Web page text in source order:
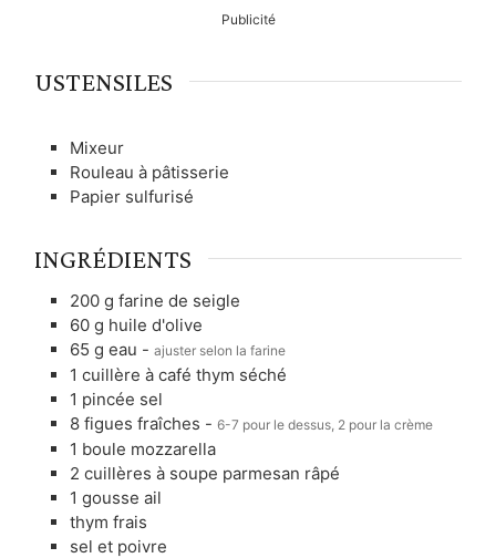
Publicité
USTENSILES
Mixeur
Rouleau à pâtisserie
Papier sulfurisé
INGRÉDIENTS
200 g farine de seigle
60 g huile d'olive
65 g eau - ajuster selon la farine
1 cuillère à café thym séché
1 pincée sel
8 figues fraîches - 6-7 pour le dessus, 2 pour la crème
1 boule mozzarella
2 cuillères à soupe parmesan râpé
1 gousse ail
thym frais
sel et poivre